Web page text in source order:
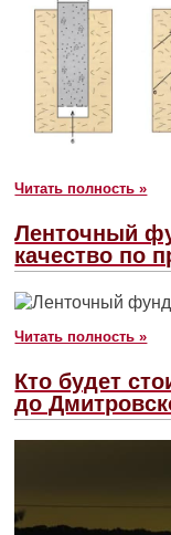
Читать полность »
Ленточный
качество по
Читать полность »
Кто будет
до